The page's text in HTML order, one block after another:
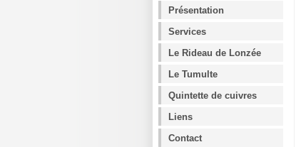
Présentation
Services
Le Rideau de Lonzée
Le Tumulte
Quintette de cuivres
Liens
Contact